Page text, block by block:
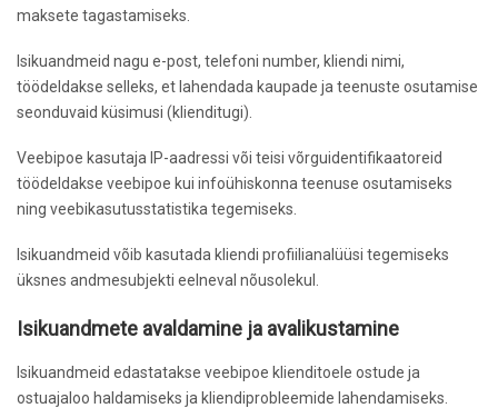
maksete tagastamiseks.
Isikuandmeid nagu e-post, telefoni number, kliendi nimi,
töödeldakse selleks, et lahendada kaupade ja teenuste osutamise
seonduvaid küsimusi (klienditugi).
Veebipoe kasutaja IP-aadressi või teisi võrguidentifikaatoreid
töödeldakse veebipoe kui infoühiskonna teenuse osutamiseks
ning veebikasutusstatistika tegemiseks.
Isikuandmeid võib kasutada kliendi profiilianalüüsi tegemiseks
üksnes andmesubjekti eelneval nõusolekul.
Isikuandmete avaldamine ja avalikustamine
Isikuandmeid edastatakse veebipoe klienditoele ostude ja
ostuajaloo haldamiseks ja kliendiprobleemide lahendamiseks.